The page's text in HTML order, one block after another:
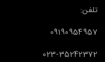
تلفن:
09190954957
023-35242372